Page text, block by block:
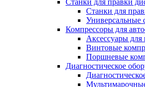
Станки для правки
Станки для
Универсальные
Компрессоры для
Аксессуары
Винтовые
Поршневые
Диагностическое